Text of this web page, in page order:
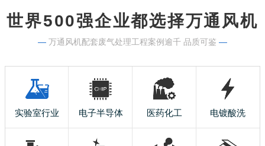
世界500强企业都选择万通风机
— 万通风机配套废气处理工程案例逾千 品质可鉴 —
实验室行业 电子半导体 医药化工 电镀酸洗